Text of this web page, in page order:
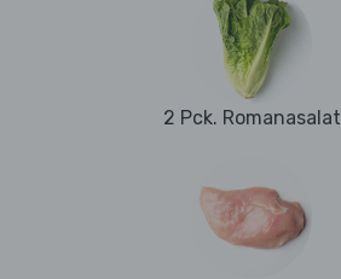
2 Pck. Romanasalat